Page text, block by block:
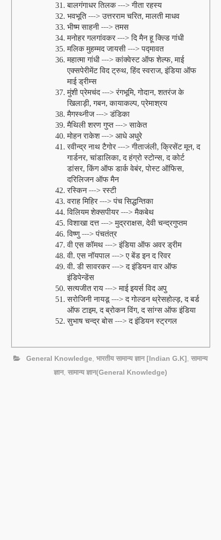
31. बालगंगाधर तिलक --->गीता रहस्‍य
32. भवभूति --->उत्तरराम चरित,मालती माधव
33. भीष्‍म साहनी --->तमस
34. मनोहर गलगांवकर --->दि मैन हू क्ल्डि गांधी
35. मलिक मुहम्‍मद जायसी --->पद्मावत
36. महात्‍मा गांधी --->कांक्‍वेस्‍ट ऑफ शेल्‍फ,माई
एक्‍सपेरीमेंट विद ट्रुथ,हिंद स्‍वराज,इंडिया ऑफ
माई ड्रीम्‍स
37. मुंशी प्रेमचंद --->रंगभूमि,गोदान,शतरंज के
खिलाड़ी,गबन,कायाकल्‍प,प्रेमाश्रय
38. मैगस्‍थ्‍नीज --->डंडिका
39. मैथिली शरण गुप्‍त --->साकेत
40. मोहन राकेश ---> आधे अधुरे
41. रवीन्‍द्र नाथ टैगोर --->गीताजंली,क्रिसेंट मून,द
गार्डनर,चांडालिका,दहंग्रो स्‍टोन्‍स,द कोर्ट
डांसर,किंग ऑफ डार्क वेबंर,पोस्‍ट ऑफिस,
दरिलिजन ऑफ मैन
42. रस्किन --->रस्‍टी
43. वराह मिहिर --->पंच सिद्धन्तिका
44. विलियम शेक्‍सपीयर --->मैकबेथ
45. विशाखा दत्त --->मुद्रराक्षस,देवी चन्‍द्रगुप्‍तम
46. विष्‍णु --->पंचतंत्र
47. वी एस कॉमथ --->इंडिया ऑफ अवर ड्रीम
48. वी. एस नॉयपाल --->ए बेंड इन द रिवर
49. वी. डी सावरकर --->द इंडियन वार ऑफ
इंडिपेन्‍डेंस
50. सत्‍यजीत राय --->माई इयर्स विद अपु
51. सरोजिनी नायडू --->द गोल्‍डन थ्रेसहोल्‍ड़,द बर्ड
ऑफ टाइम,द ब्रोकन विंग,द सांग्‍स ऑफ इंडिया
52. सुभाष चन्‍द्र बोस --->द इंडियन स्‍ट्रगल
General Knowledge भारतीय सामान्य ज्ञान [Indian G.K]
सामान्य
ज्ञान, सामान्य ज्ञान(General Knowledge)